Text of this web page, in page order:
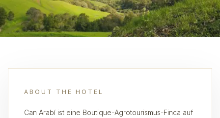
ABOUT THE HOTEL
Can Arabí ist eine Boutique-Agrotourismus-Finca auf